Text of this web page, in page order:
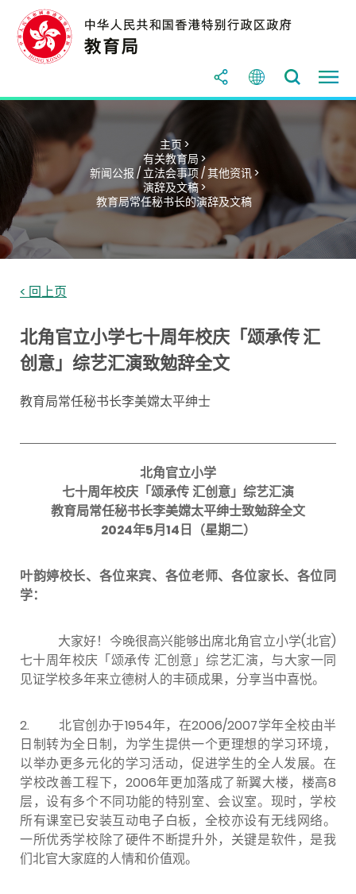
主页 >
有关教育局 >
新闻公报 / 立法会事项 / 其他资讯 >
演辞及文稿 >
教育局常任秘书长的演辞及文稿
< 回上页
北角官立小学七十周年校庆「颂承传 汇
创意」综艺汇演致勉辞全文
教育局常任秘书长李美嫦太平绅士
北角官立小学
七十周年校庆「颂承传汇创意」综艺汇演
教育局常任秘书长李美嫦太平绅士致勉辞全文
2024年5月14日（星期二）
叶韵婷校长、各位来宾、各位老师、各位家长、各位同
学：
大家好！今晚很高兴能够出席北角官立小学(北官)
七十周年校庆「颂承传 汇创意」综艺汇演，与大家一同
见证学校多年来立德树人的丰硕成果，分享当中喜悦。
2. 北官创办于1954年，在2006/2007学年全校由半
日制转为全日制，为学生提供一个更理想的学习环境，
以举办更多元化的学习活动，促进学生的全人发展。在
学校改善工程下，2006年更加落成了新翼大楼，楼高8
层，设有多个不同功能的特别室、会议室。现时，学校
所有课室已安装互动电子白板，全校亦设有无线网络。
一所优秀学校除了硬件不断提升外，关键是软件，是我
们北官大家庭的人情和价值观。